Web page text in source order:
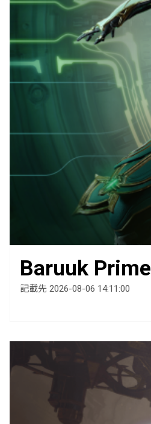
Baruuk
記載先 2026-08-06 14:11:00